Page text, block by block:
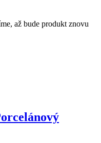
až bude produkt znovu